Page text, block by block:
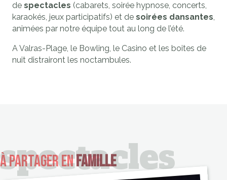
de spectacles (cabarets, soirée hypnose, concerts,
karaokés, jeux participatifs) et de soirées dansantes,
animées par notre équipe tout au long de l’été.
A Valras-Plage, le Bowling, le Casino et les boites de
nuit distrairont les noctambules.
spectacles
à partager enfamille